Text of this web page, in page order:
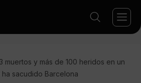
muertos y más de 100 heridos en un
sacudido Barcelona